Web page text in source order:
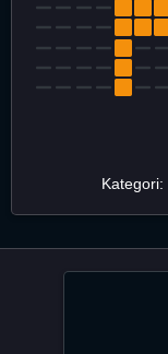
Kategori: